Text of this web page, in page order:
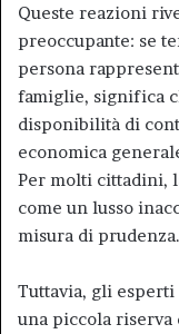
Queste reazioni
preoccupante: se
persona
famiglie, significa
disponibilità di
economica
Per molti cittadini,
come un lusso
misura di prudenza.
Tuttavia, gli
una piccola riserva